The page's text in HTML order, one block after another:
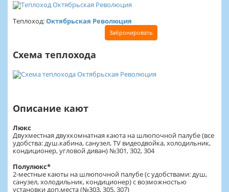
Теплоход:Октябрьская Революция
Забронировать
Схема теплохода
Описание кают
Люкс
Двухместная двухкомнатная каюта на шлюпочной палубе (все
удобства: душ.кабина, санузел, TV видеодвойка, холодильник,
кондиционер, угловой диван) №301, 302, 304
Полулюкс*
2-местные каюты на шлюпочной палубе (с удобствами: душ,
санузел, холодильник, кондиционер) с возможностью
установки доп.места (№303, 305, 307)